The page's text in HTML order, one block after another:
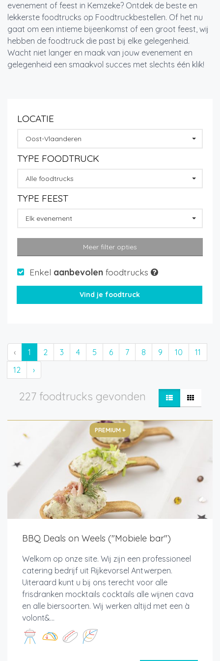
evenement of feest in Kemzeke? Ontdek de beste en
lekkerste foodtrucks op Foodtruckbestellen. Of het nu
gaat om een intieme bijeenkomst of een groot feest, wij
hebben de foodtruck die past bij elke gelegenheid.
Wacht niet langer en maak van jouw evenement en
gelegenheid een smaakvol succes met slechts één klik!
LOCATIE
Oost-Vlaanderen
TYPE FOODTRUCK
Alle foodtrucks
TYPE FEEST
Elk evenement
Meer filter opties
Enkel aanbevolen foodtrucks
‹ 1 2 3 4 5 6 7 8 9 10
11
12
›
227 foodtrucks gevonden
PREMIUM +
BBQ Deals on Weels ("Mobiele bar")
Welkom op onze site. Wij zijn een professioneel
catering bedrijf uit Rijkevorsel Antwerpen.
Uiteraard kunt u bij ons terecht voor alle
frisdranken mocktails cocktails alle wijnen cava
en alle biersoorten. Wij werken altijd met een à
volont&...